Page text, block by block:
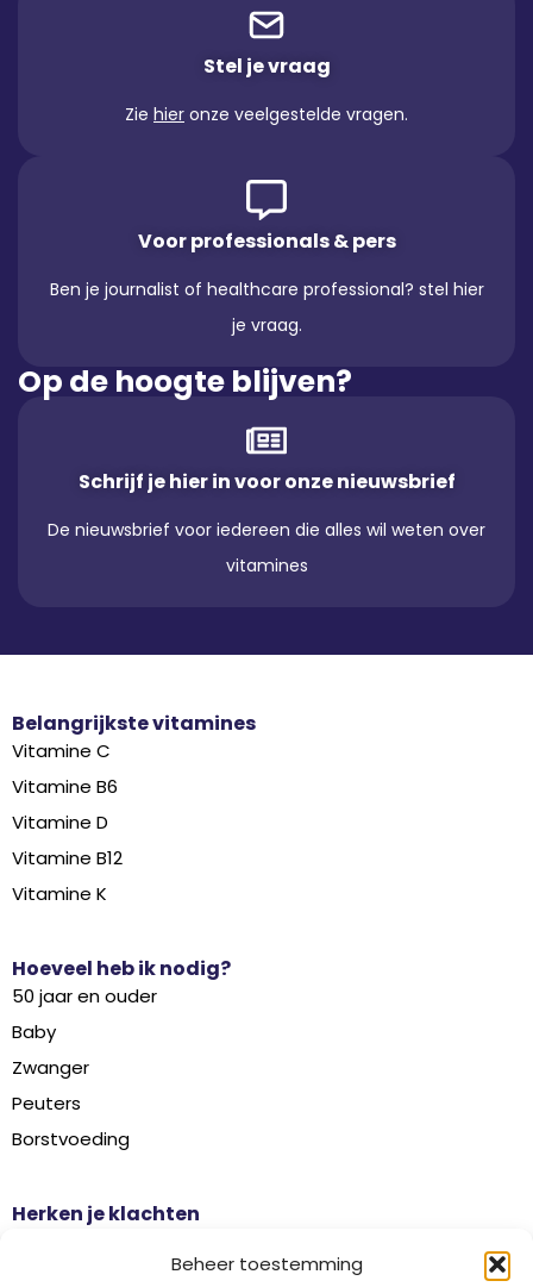
Beheer toestemming
Stel je vraag
Zie hier onze veelgestelde vragen.
Voor professionals & pers
Ben je journalist of healthcare professional? stel hier
je vraag.
Op de hoogte blijven?
Schrijf je hier in voor onze nieuwsbrief
De nieuwsbrief voor iedereen die alles wil weten over
vitamines
Belangrijkste vitamines
Vitamine C
Vitamine B6
Vitamine D
Vitamine B12
Vitamine K
Hoeveel heb ik nodig?
50 jaar en ouder
Baby
Zwanger
Peuters
Borstvoeding
Herken je klachten